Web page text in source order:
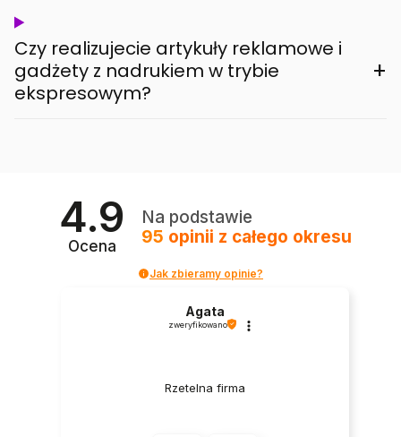
Czy realizujecie artykuły reklamowe i
gadżety z nadrukiem w trybie
ekspresowym?
+
4.9
Ocena
Na podstawie
95 opinii z całego okresu
Jak zbieramy opinie?
Agata
zweryfikowano
Rzetelna firma